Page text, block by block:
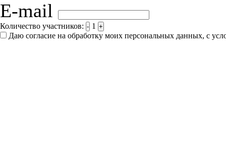
E-mail
Количество участников: - 1 +
Даю согласие на обработку моих персональных данных, с